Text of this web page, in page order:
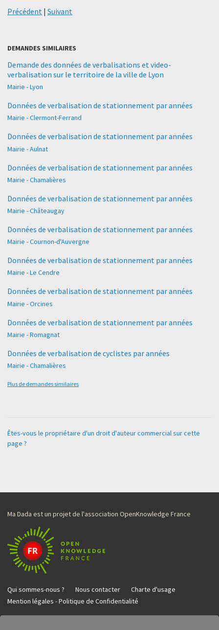
Précédent | Suivant
DEMANDES SIMILAIRES
Demande des données de verbalisations et video-
verbalisation sur le territoire de la ville de Lyon
Mairie - Lyon
Données de verbalisation de stationnement par années
Mairie - Clermont-Ferrand
Données de verbalisation de stationnement par années
Mairie - Aulnat
Données de verbalisation de stationnement par années
Mairie - Chamalières
Données de verbalisation de stationnement par années
Mairie - Châteaugay
Données de verbalisation de stationnement par années
Mairie - Cournon-d'Auvergne
Données de verbalisation de stationnement par années
Mairie - Le Cendre
Données de verbalisation de stationnement par années
Mairie - Orcines
Données de verbalisation de stationnement par années
Mairie - Romagnat
Données de verbalisation de cyclistes par années
Mairie - Chamalières
Plus de demandes similaires
Êtes-vous le propriétaire d'un droit d'auteur commercial sur cette
page ?
Ma Dada est un projet de l'association OpenKnowledge France
Qui sommes-nous ? Nous contacter
Charte d'usage
Mention légales - Politique de Confidentialité